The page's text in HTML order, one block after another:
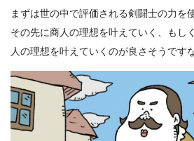
まずは世の中で評価される剣闘士の力を
その先に商人の理想を叶えていく、もし
人の理想を叶えていくのが良さそうですな